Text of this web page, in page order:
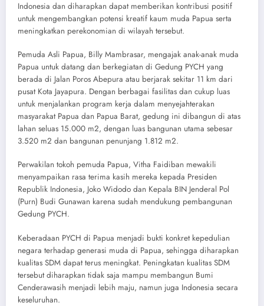
Indonesia dan diharapkan dapat memberikan kontribusi positif
untuk mengembangkan potensi kreatif kaum muda Papua serta
meningkatkan perekonomian di wilayah tersebut.
Pemuda Asli Papua, Billy Mambrasar, mengajak anak-anak muda
Papua untuk datang dan berkegiatan di Gedung PYCH yang
berada di Jalan Poros Abepura atau berjarak sekitar 11 km dari
pusat Kota Jayapura. Dengan berbagai fasilitas dan cukup luas
untuk menjalankan program kerja dalam menyejahterakan
masyarakat Papua dan Papua Barat, gedung ini dibangun di atas
lahan seluas 15.000 m2, dengan luas bangunan utama sebesar
3.520 m2 dan bangunan penunjang 1.812 m2.
Perwakilan tokoh pemuda Papua, Vitha Faidiban mewakili
menyampaikan rasa terima kasih mereka kepada Presiden
Republik Indonesia, Joko Widodo dan Kepala BIN Jenderal Pol
(Purn) Budi Gunawan karena sudah mendukung pembangunan
Gedung PYCH.
Keberadaan PYCH di Papua menjadi bukti konkret kepedulian
negara terhadap generasi muda di Papua, sehingga diharapkan
kualitas SDM dapat terus meningkat. Peningkatan kualitas SDM
tersebut diharapkan tidak saja mampu membangun Bumi
Cenderawasih menjadi lebih maju, namun juga Indonesia secara
keseluruhan.